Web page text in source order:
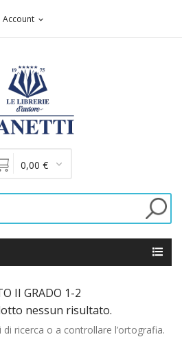
Account expand_more
0,00 €
II GRADO 1-2
nessun risultato.
ricerca o a controllare l’ortografia.